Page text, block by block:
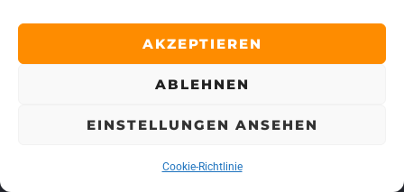
AKZEPTIEREN
ABLEHNEN
EINSTELLUNGEN ANSEHEN
Cookie-Richtlinie
Die Speicherung und Analyse der Daten erfolgt auf Grundlage
von Art. 6 Abs. 1 lit. f DSGVO. Der Websitebetreiber hat ein
schützen. Sofern eine entsprechende Einwilligung abgefragt